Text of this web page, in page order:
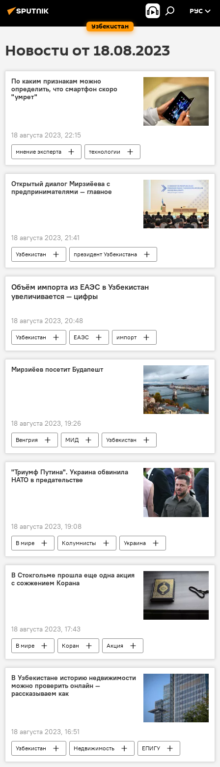
Узбекистан
РУС
Новости от 18.08.2023
По каким признакам можно
определить, что смартфон скоро
"умрет"
18 августа 2023, 22:15
мнение эксперта
технологии
смартфон
поломка
Открытый диалог Мирзиёева с
предпринимателями — главное
18 августа 2023, 21:41
Узбекистан
президент Узбекистана
Шавкат Мирзиёев
прямой диалог
предприниматели
инициатива
Встреча
Экономика
Объём импорта из ЕАЭС в Узбекистан
увеличивается — цифры
18 августа 2023, 20:48
Узбекистан ЕАЭС
импорт
Экономика
В мире
статистика
Инфографика
Мирзиёев посетит Будапешт
18 августа 2023, 19:26
Венгрия МИД
Узбекистан
визит
президент Узбекистана
Шавкат Мирзиёев
Политика
Будапешт
"Триумф Путина". Украина обвинила
НАТО в предательстве
18 августа 2023, 19:08
В мире Колумнисты
Украина
Россия
Киев
НАТО
Евросоюз
В Стокгольме прошла еще одна акция
с сожжением Корана
18 августа 2023, 17:43
В мире Коран
Акция
Швеция
Стокгольм
религия
Иран
В Узбекистане историю недвижимости
можно проверить онлайн —
рассказываем как
18 августа 2023, 16:51
Узбекистан Недвижимость
ЕПИГУ
Постановление
правительство